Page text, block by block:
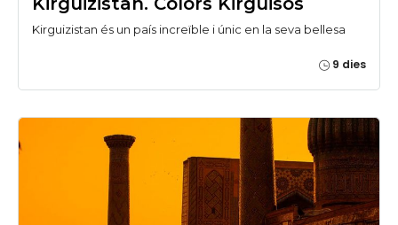
Kirguizistan és un país increïble i únic en la seva bellesa
9 dies